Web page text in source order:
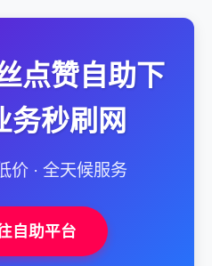
点赞自助下
务秒刷网
价 · 全天候服务
自助平台